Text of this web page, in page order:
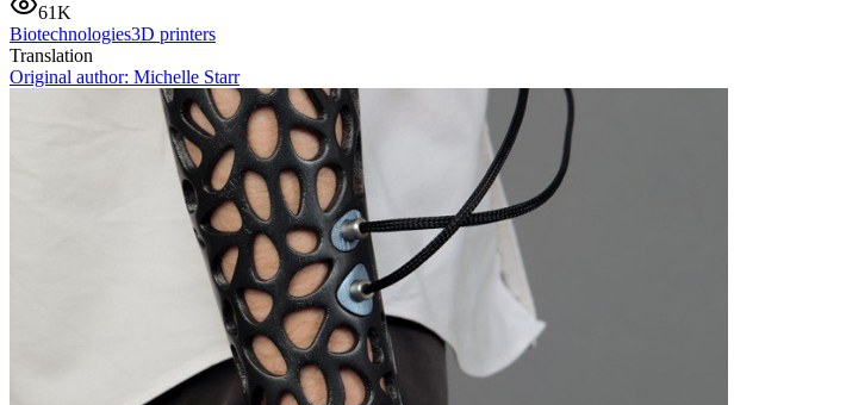
61K
Biotechnologies3D printers
Translation
Original author: Michelle Starr